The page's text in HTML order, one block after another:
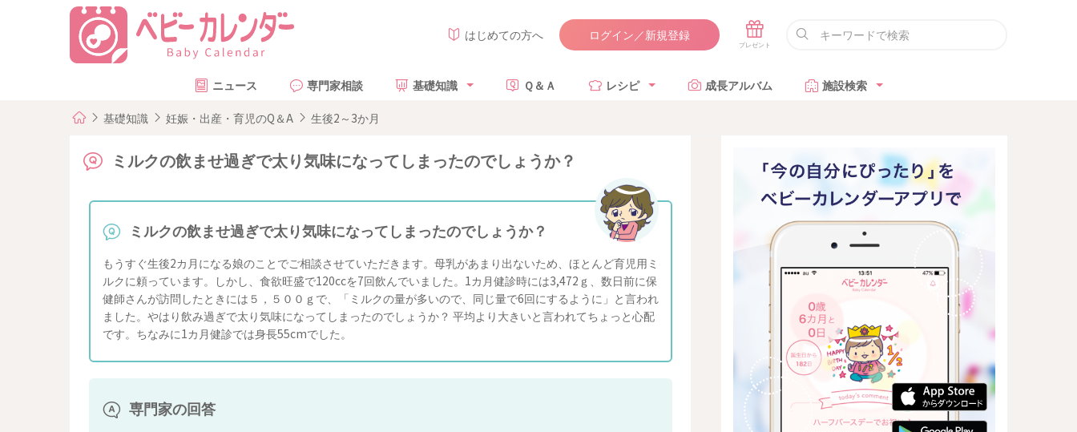
はじめての方へ ログイン／新規登録
ニュース 専門家相談 基礎知識 Ｑ＆Ａ レシピ 成長アルバム 施設検索
基礎知識 妊娠・出産・育児のQ＆A 生後2～3か月
ミルクの飲ませ過ぎで太り気味になってしまったのでしょうか？
ミルクの飲ませ過ぎで太り気味になってしまったのでしょうか？
もうすぐ生後2カ月になる娘のことでご相談させていただきます。母乳があまり出ないため、ほとんど育児用ミ
ルクに頼っています。しかし、食欲旺盛で120ccを7回飲んでいました。1カ月健診時には3,472ｇ、数日前に保
健師さんが訪問したときには５，５００ｇで、「ミルクの量が多いので、同じ量で6回にするように」と言われ
ました。やはり飲み過ぎで太り気味になってしまったのでしょうか？ 平均より大きいと言われてちょっと心配
です。ちなみに1カ月健診では身長55cmでした。
専門家の回答